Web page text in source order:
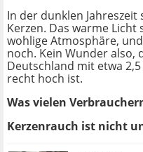
In der dunklen
Kerzen. Das warme
wohlige Atmosphäre,
noch. Kein Wunder also,
Deutschland mit etwa
recht hoch ist.
Was vielen
Kerzenrauch ist nicht